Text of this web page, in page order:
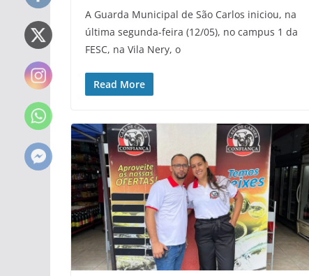
A Guarda Municipal de São Carlos iniciou, na
última segunda-feira (12/05), no campus 1 da
FESC, na Vila Nery, o
Read More